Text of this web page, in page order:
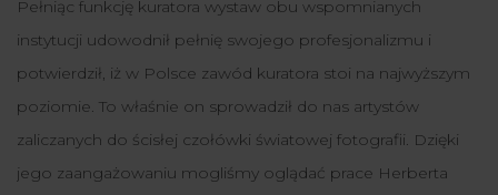
Pełniąc funkcję kuratora wystaw obu wspomnianych
instytucji udowodnił pełnię swojego profesjonalizmu i
potwierdził, iż w Polsce zawód kuratora stoi na najwyższym
poziomie. To właśnie on sprowadził do nas artystów
zaliczanych do ścisłej czołówki światowej fotografii. Dzięki
jego zaangażowaniu mogliśmy oglądać prace Herberta